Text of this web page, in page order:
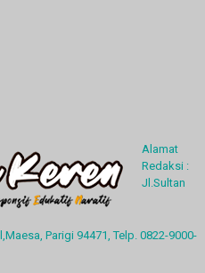
Alamat
Redaksi :
Jl.Sultan
Parigi 94471, Telp. 0822-9000-